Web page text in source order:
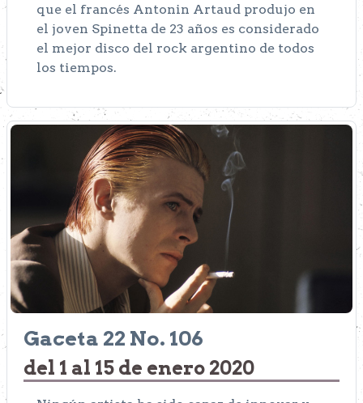
que el francés Antonin Artaud produjo en
el joven Spinetta de 23 años es considerado
el mejor disco del rock argentino de todos
los tiempos.
Gaceta 22 No. 106
del 1 al 15 de enero 2020